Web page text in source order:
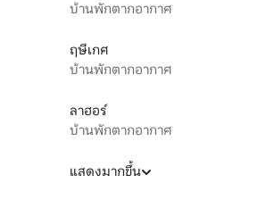
บ้านพักตากอากาศ
ฤษีเกศ
บ้านพักตากอากาศ
ลาฮอร์
บ้านพักตากอากาศ
แสดงมากขึ้น